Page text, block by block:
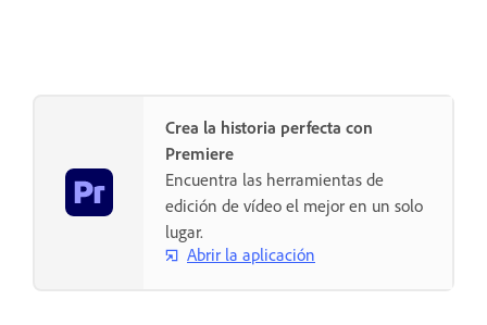
Crea la historia perfecta con
Premiere
Encuentra las herramientas de
edición de vídeo el mejor en un solo
lugar.
Abrir la aplicación